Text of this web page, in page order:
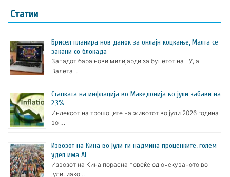
Статии
Брисел планира нов данок за онлајн коцкање, Малта се
закани со блокада
Западот бара нови милијарди за буџетот на ЕУ, а
Валета …
Стапката на инфлација во Македонија во јули забави на
2,3%
Индексот на трошоците на животот во јули 2026 година
во …
Извозот на Кина во јули ги надмина проценките, голем
удел има AI
Извозот на Кина порасна повеќе од очекуваното во
јули, иако …